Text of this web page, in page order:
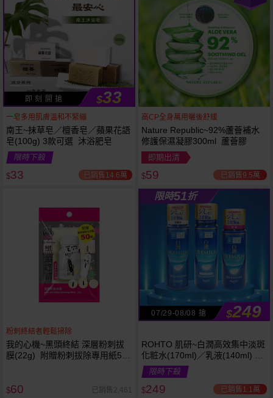
立刻送
限時53折
即 刻 開 搶 $33
一皂多用肌膚溫和不緊繃
南王~抹草皂／檀香皂／蘋果花語
皂(100g) 3款可選 沐浴肥皂
限時下殺
$33 已銷售14.6萬
高CP全身萬用曬後舒緩
Nature Republic~92%蘆薈補水
修護保濕凝膠300ml 蘆薈膠
即期出清
$59 已銷售9.5萬
粉刺終結者輕鬆掃除
我的心機~黑頭終結 深層粉刺拔
膜(22g) 附贈粉刺拔除專用紙50
$60 已銷售2,461
限時51折
07/29-08/08 搶 $249
ROHTO 肌研~白潤高效集中淡斑
化粧水(170ml)／乳液(140ml) 款
式可選
限時下殺
$249 已銷售1.1萬